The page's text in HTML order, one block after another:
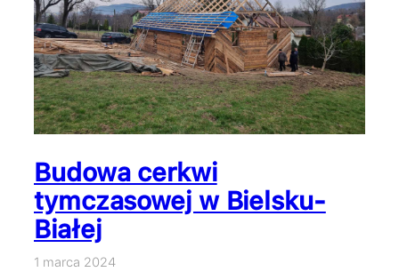
Budowa cerkwi
tymczasowej w Bielsku-
Białej
1 marca 2024